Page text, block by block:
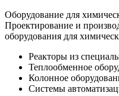
Оборудование для
Проектирование и
оборудования для
Реакторы из
Теплообменное
Колонное
Системы